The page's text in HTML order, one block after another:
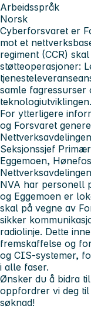
Arbeidsspråk
Norsk
Cyberforsvaret er
mot et
regiment (CCR)
støtteoperasjoner:
samle fagressurser
teknologiutviklingen.
For ytterligere
og Forsvaret
Seksjonssjef
Eggemoen,
NVA har personell
og Eggemoen er
skal på vegne av
sikker
radiolinje. Dette
fremskaffelse og
og CIS-systemer,
i alle faser.
Ønsker du å bidra
oppfordrer vi deg
søknad!